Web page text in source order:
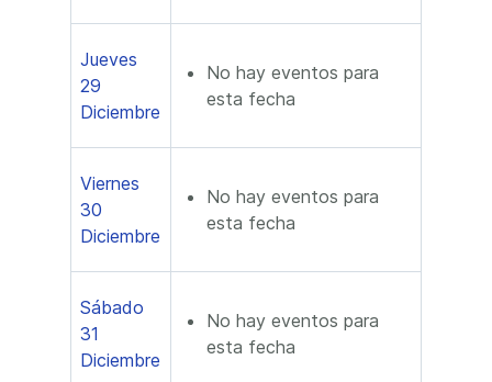
Jueves
29
Diciembre
No hay eventos para
esta fecha
Viernes
30
Diciembre
No hay eventos para
esta fecha
Sábado
31
Diciembre
No hay eventos para
esta fecha